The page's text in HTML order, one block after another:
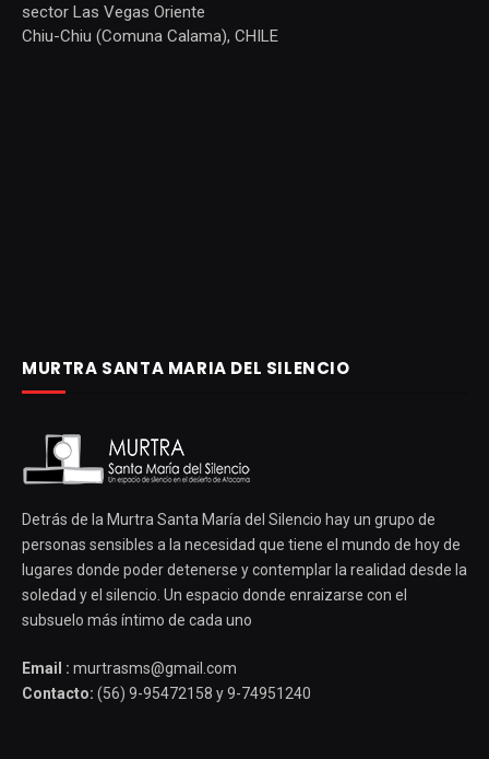
sector Las Vegas Oriente
Chiu-Chiu (Comuna Calama), CHILE
MURTRA SANTA MARIA DEL SILENCIO
Detrás de la Murtra Santa María del Silencio hay un grupo de
personas sensibles a la necesidad que tiene el mundo de hoy de
lugares donde poder detenerse y contemplar la realidad desde la
soledad y el silencio. Un espacio donde enraizarse con el
subsuelo más íntimo de cada uno
Email : murtrasms@gmail.com
Contacto: (56) 9-95472158 y 9-74951240